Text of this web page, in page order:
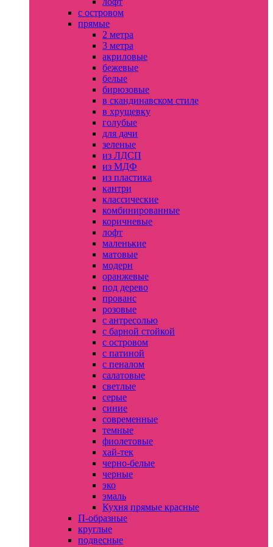
с островом
прямые
2 метра
3 метра
акриловые
бежевые
белые
бирюзовые
в скандинавском стиле
в хрущевку
голубые
для дачи
зеленые
из ЛДСП
из МДФ
из пластика
кантри
классические
комбинированные
коричневые
лофт
маленькие
матовые
модерн
оранжевые
под дерево
прованс
розовые
с антресолью
с барной стойкой
с островом
с патиной
с пеналом
салатовые
светлые
серые
синие
современные
темные
фиолетовые
хай-тек
черно-белые
черные
эко
эмаль
Кухня прямые красные
П-образные
круглые
подвесные